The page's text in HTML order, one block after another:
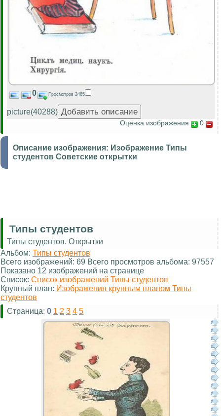
0 Просмотров 2485
picture(40288)
Оценка изображения 0
Описание изображения: Изображение Типы
студентов Советские открытки
Типы студентов
Типы студентов. Открытки
Альбом: Типы студентов
Всего изображений: 69 Всего просмотров альбома: 97557
Показано 12 изображений на странице
Список: Список изображений Типы студентов
Крупный план: Изображения крупным планом Типы
студентов
Страница: 0 1 2 3 4 5